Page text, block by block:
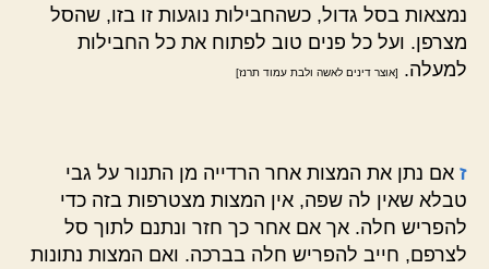
נמצאות בסל גדול, כשהחבילות נוגעות זו בזו, שהסל
מצרפן. ועל כל פנים טוב לפתוח את כל החבילות
למעלה.
[אוצר דינים לאשה ולבת עמוד תרנז]
ז אם נתן את המצות אחר הרדייה מן התנור על גבי
טבלא שאין לה שפה, אין המצות מצטרפות בזה כדי
להפריש חלה. אך אם אחר כך חזר ונתנם לתוך סל
לצרפם, חייב להפריש חלה בברכה. ואם המצות נתונות